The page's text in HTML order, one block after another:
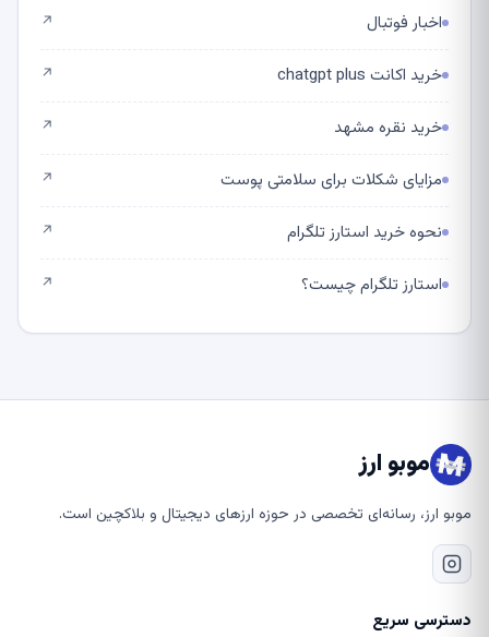
اخبار فوتبال ↗
خرید اکانت chatgpt plus ↗
خرید نقره مشهد ↗
مزایای شکلات برای سلامتی پوست ↗
نحوه خرید استارز تلگرام ↗
استارز تلگرام چیست؟ ↗
موبو ارز
موبو ارز، رسانه‌ای تخصصی در حوزه ارزهای دیجیتال و بلاکچین است.
دسترسی سریع